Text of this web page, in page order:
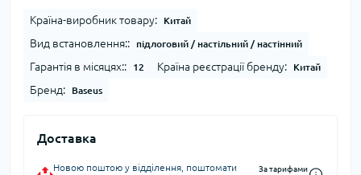
Країна-виробник товару: Китай
Вид встановлення:: підлоговий / настільний / настінний
Гарантія в місяцях:: 12 Країна реєстрації бренду: Китай
Бренд: Baseus
Доставка
Новою поштою у відділення, поштомати
За тарифами